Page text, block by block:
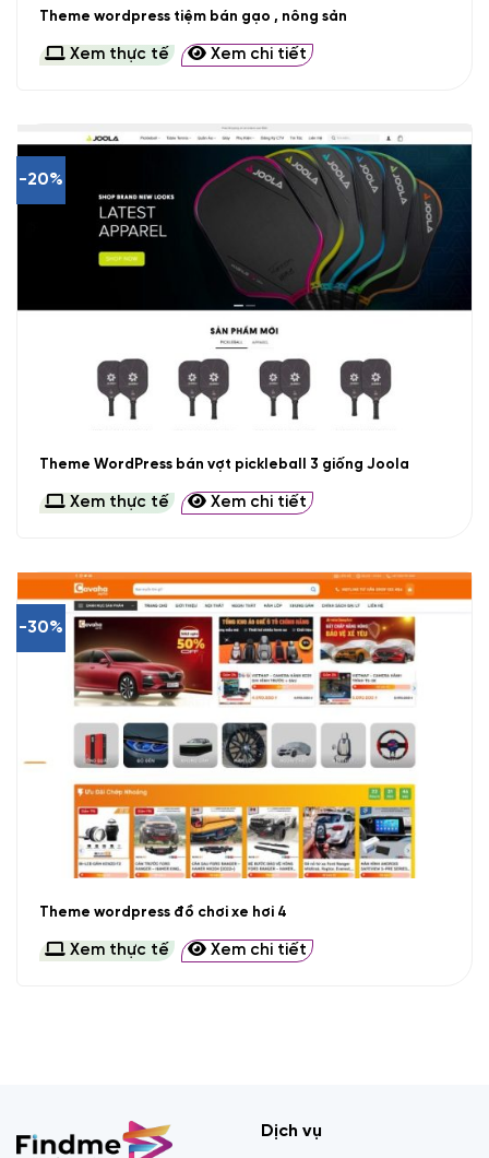
Theme wordpress tiệm bán gạo , nông sản
Xem thực tế Xem chi tiết
-20%
Theme WordPress bán vợt pickleball 3 giống Joola
Xem thực tế Xem chi tiết
-30%
Theme wordpress đồ chơi xe hơi 4
Xem thực tế Xem chi tiết
Dịch vụ